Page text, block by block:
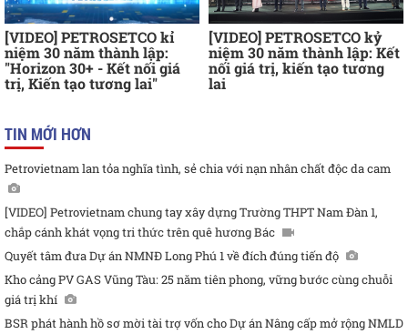
[VIDEO] PETROSETCO kỉ
niệm 30 năm thành lập:
"Horizon 30+ - Kết nối giá
trị, Kiến tạo tương lai"
[VIDEO] PETROSETCO kỷ
niệm 30 năm thành lập: Kết
nối giá trị, kiến tạo tương
lai
TIN MỚI HƠN
Petrovietnam lan tỏa nghĩa tình, sẻ chia với nạn nhân chất độc da cam
[VIDEO] Petrovietnam chung tay xây dựng Trường THPT Nam Đàn 1,
chắp cánh khát vọng tri thức trên quê hương Bác
Quyết tâm đưa Dự án NMNĐ Long Phú 1 về đích đúng tiến độ
Kho cảng PV GAS Vũng Tàu: 25 năm tiên phong, vững bước cùng chuỗi
giá trị khí
BSR phát hành hồ sơ mời tài trợ vốn cho Dự án Nâng cấp mở rộng NMLD